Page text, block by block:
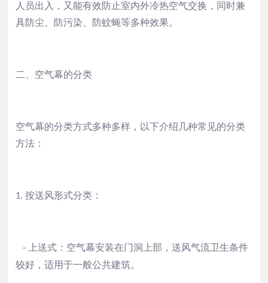
人员出入，又能有效防止室内外冷热空气交换，同时兼
具防尘、防污染、防蚊蝇等多种效果。
二、空气幕的分类
空气幕的分类方式多种多样，以下介绍几种常见的分类
方法：
1.按送风形式分类：
- 上送式：空气幕安装在门洞上部，送风气流卫生条件
较好，适用于一般公共建筑。